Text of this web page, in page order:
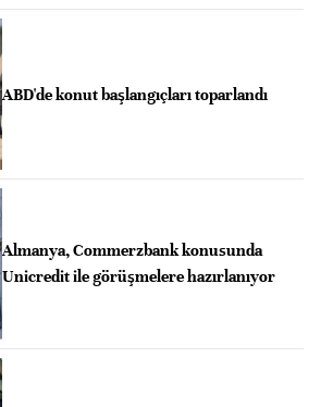
ABD'de konut başlangıçları toparlandı
Almanya, Commerzbank konusunda
Unicredit ile görüşmelere hazırlanıyor